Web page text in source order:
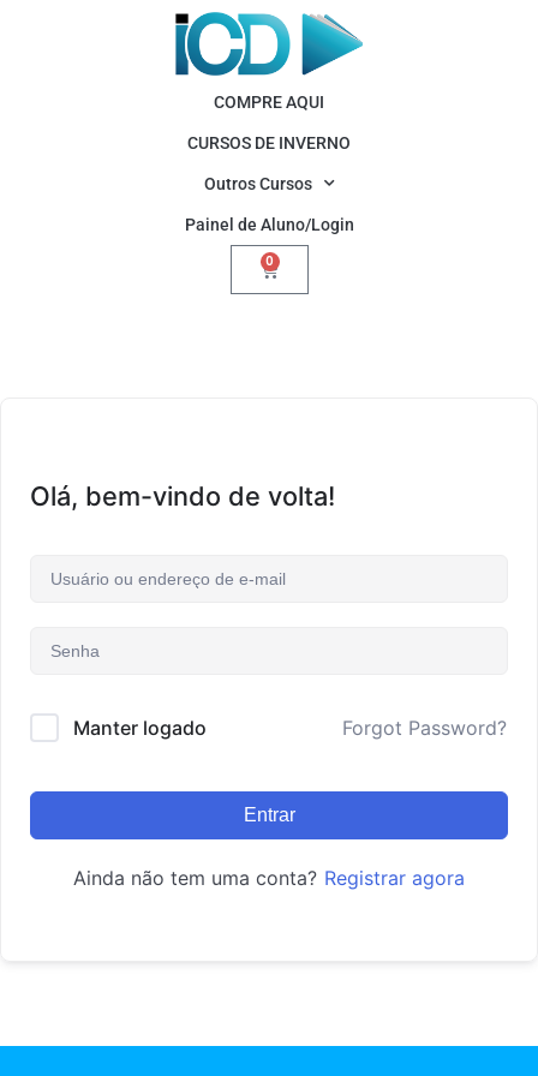
COMPRE AQUI
CURSOS DE INVERNO
Outros Cursos
Painel de Aluno/Login
0
Olá, bem-vindo de volta!
Manter logado Forgot Password?
Entrar
Ainda não tem uma conta? Registrar agora